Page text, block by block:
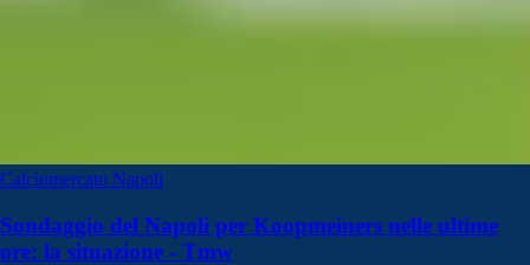
Calciomercato Napoli
Sondaggio del Napoli per Koopmeiners nelle ultime
ore: la situazione - Tmw